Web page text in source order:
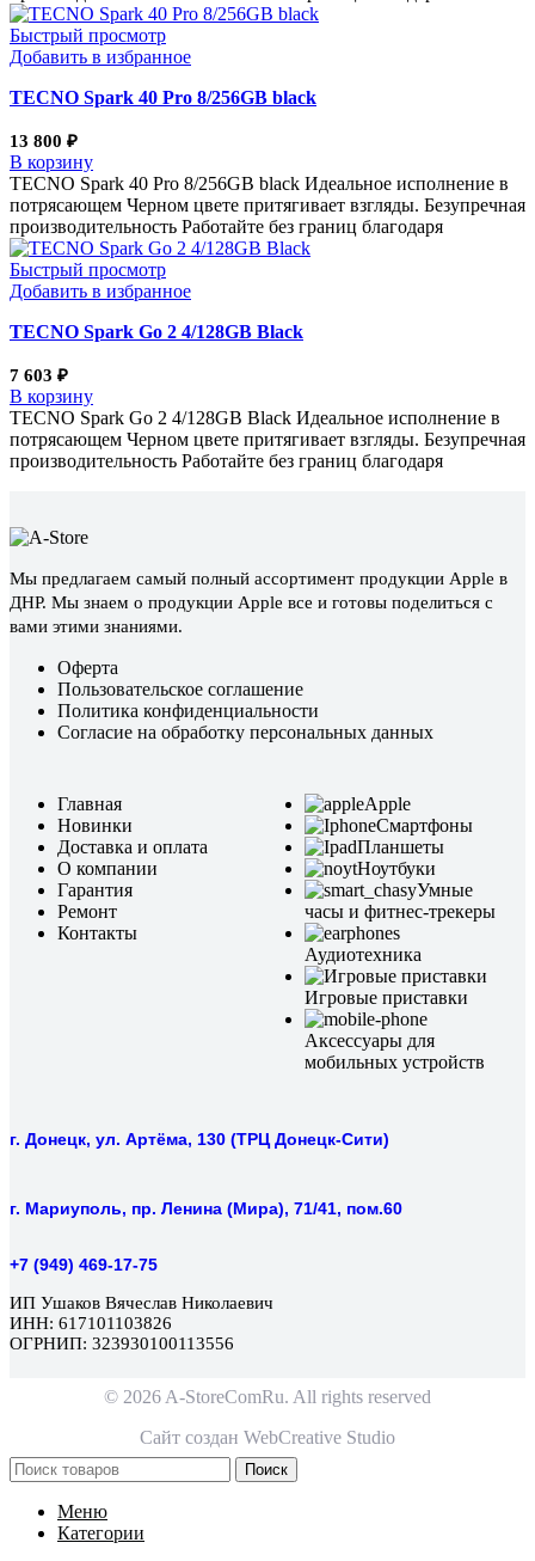
Быстрый просмотр
Добавить в избранное
TECNO Spark 40 Pro 8/256GB black
13 800 ₽
В корзину
TECNO Spark 40 Pro 8/256GB black Идеальное исполнение в
потрясающем Черном цвете притягивает взгляды. Безупречная
производительность Работайте без границ благодаря
Быстрый просмотр
Добавить в избранное
TECNO Spark Go 2 4/128GB Black
7 603 ₽
В корзину
TECNO Spark Go 2 4/128GB Black Идеальное исполнение в
потрясающем Черном цвете притягивает взгляды. Безупречная
производительность Работайте без границ благодаря
Мы предлагаем самый полный ассортимент продукции Apple в
ДНР. Мы знаем о продукции Apple все и готовы поделиться с
вами этими знаниями.
Оферта
Пользовательское соглашение
Политика конфиденциальности
Согласие на обработку персональных данных
Главная
Новинки
Доставка и оплата
О компании
Гарантия
Ремонт
Контакты
Apple
Смартфоны
Планшеты
Ноутбуки
Умные
часы и фитнес-трекеры
Аудиотехника
Игровые приставки
Аксессуары для
мобильных устройств
г. Донецк, ул. Артёма, 130 (ТРЦ Донецк-Сити)
г. Мариуполь, пр. Ленина (Мира), 71/41, пом.60
+7 (949) 469-17-75
ИП Ушаков Вячеслав Николаевич
ИНН: 617101103826
ОГРНИП: 323930100113556
© 2026 A-StoreComRu. All rights reserved
Сайт создан WebCreative Studio
Поиск
Меню
Категории